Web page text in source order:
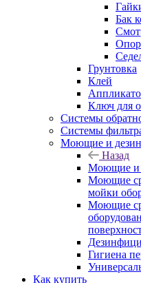
Бак
Грунтовка
Клей
Ключ для
Системы
Системы
Моющие и
Назад
Моющие и
Моющие
мойки
Моющие
Гигиена
Как купить